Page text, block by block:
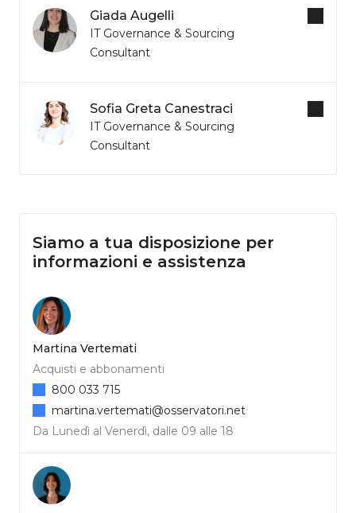
Giada Augelli
IT Governance & Sourcing
Consultant
Sofia Greta Canestraci
IT Governance & Sourcing
Consultant
Siamo a tua disposizione per
informazioni e assistenza
Martina Vertemati
Acquisti e abbonamenti
Da Lunedì al Venerdì, dalle 09 alle 18
800 033 715
martina.vertemati@osservatori.net